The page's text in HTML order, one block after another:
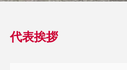
代表挨拶